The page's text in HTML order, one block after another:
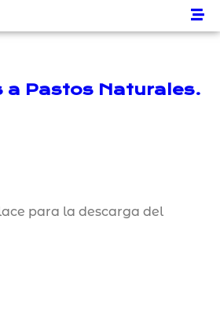
a Pastos Naturales.
para la descarga del